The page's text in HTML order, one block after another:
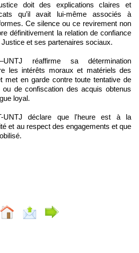
doit des explications claires et
qu’il avait lui-même associés à
Ce silence ou ce revirement non
définitivement la relation de confiance
et ses partenaires sociaux.
réaffirme sa détermination
les intérêts moraux et matériels des
met en garde contre toute tentative de
ou de confiscation des acquis obtenus
loyal.
UNTJ déclare que l'heure est à la
et au respect des engagements et que